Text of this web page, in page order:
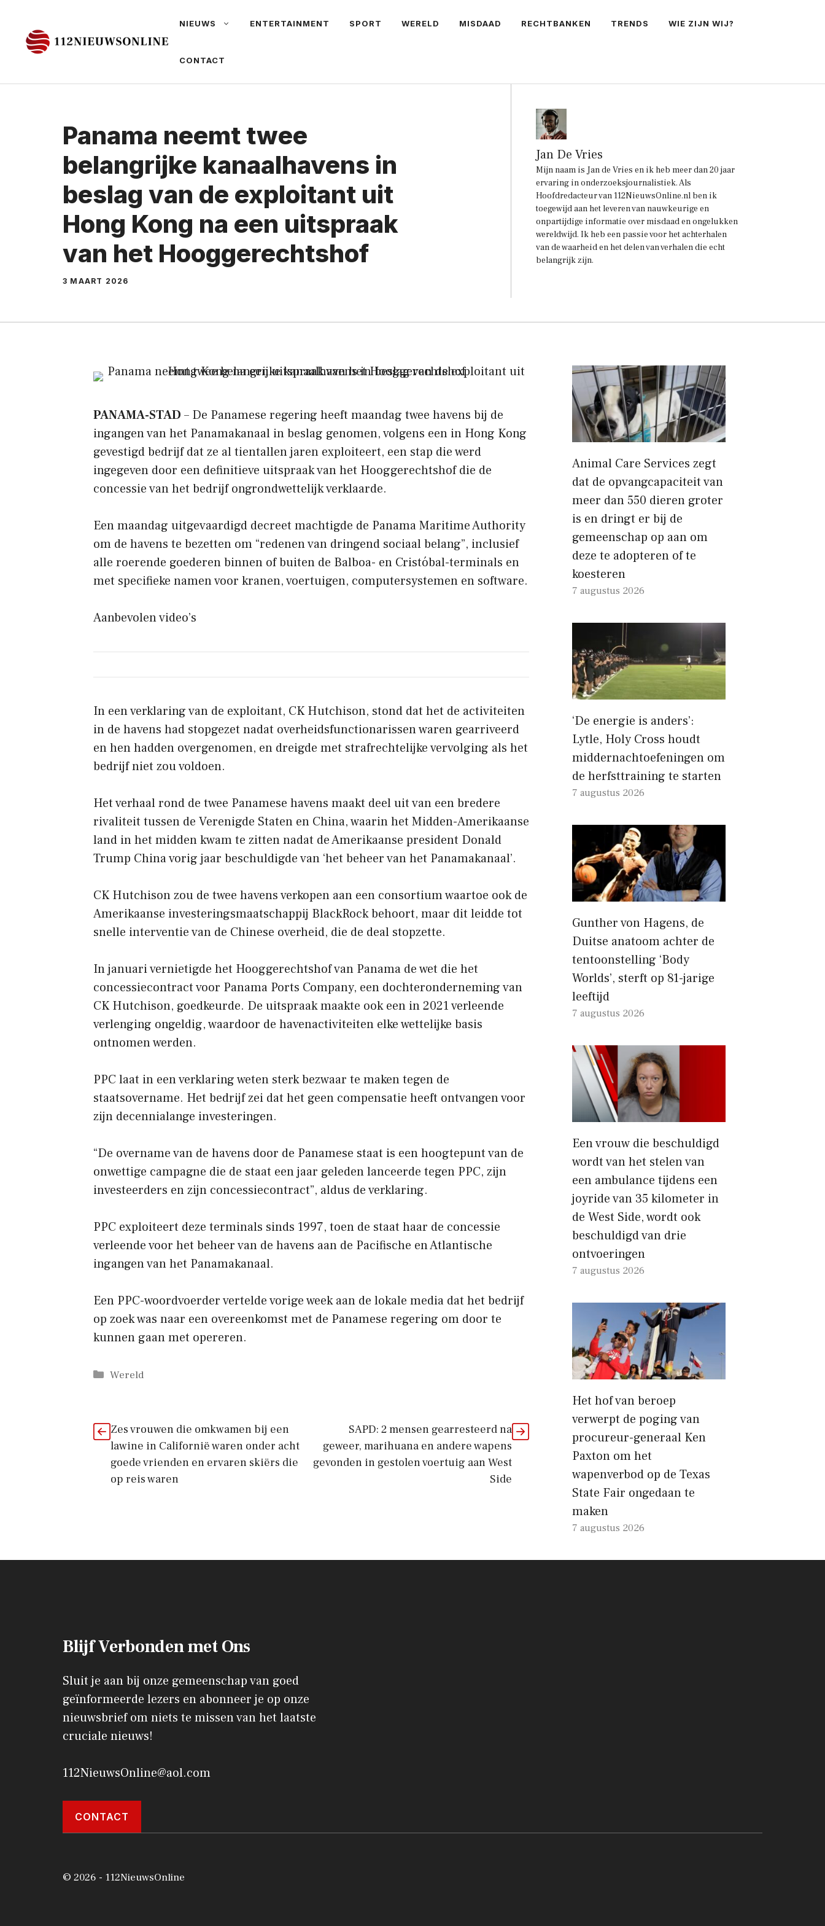
NIEUWS ENTERTAINMENT SPORT WERELD MISDAAD RECHTBANKEN TRENDS WIE ZIJN WIJ?
CONTACT
Panama neemt twee
belangrijke kanaalhavens in
beslag van de exploitant uit
Hong Kong na een uitspraak
van het Hooggerechtshof
3 MAART 2026
Jan De Vries
Mijn naam is Jan de Vries en ik heb meer dan 20 jaar
ervaring in onderzoeksjournalistiek. Als
Hoofdredacteur van 112NieuwsOnline.nl ben ik
toegewijd aan het leveren van nauwkeurige en
onpartijdige informatie over misdaad en ongelukken
wereldwijd. Ik heb een passie voor het achterhalen
van de waarheid en het delen van verhalen die echt
belangrijk zijn.
PANAMA-STAD – De Panamese regering heeft maandag twee havens bij de
ingangen van het Panamakanaal in beslag genomen, volgens een in Hong Kong
gevestigd bedrijf dat ze al tientallen jaren exploiteert, een stap die werd
ingegeven door een definitieve uitspraak van het Hooggerechtshof die de
concessie van het bedrijf ongrondwettelijk verklaarde.
Een maandag uitgevaardigd decreet machtigde de Panama Maritime Authority
om de havens te bezetten om “redenen van dringend sociaal belang”, inclusief
alle roerende goederen binnen of buiten de Balboa- en Cristóbal-terminals en
met specifieke namen voor kranen, voertuigen, computersystemen en software.
Aanbevolen video’s
In een verklaring van de exploitant, CK Hutchison, stond dat het de activiteiten
in de havens had stopgezet nadat overheidsfunctionarissen waren gearriveerd
en hen hadden overgenomen, en dreigde met strafrechtelijke vervolging als het
bedrijf niet zou voldoen.
Het verhaal rond de twee Panamese havens maakt deel uit van een bredere
rivaliteit tussen de Verenigde Staten en China, waarin het Midden-Amerikaanse
land in het midden kwam te zitten nadat de Amerikaanse president Donald
Trump China vorig jaar beschuldigde van ‘het beheer van het Panamakanaal’.
CK Hutchison zou de twee havens verkopen aan een consortium waartoe ook de
Amerikaanse investeringsmaatschappij BlackRock behoort, maar dit leidde tot
snelle interventie van de Chinese overheid, die de deal stopzette.
In januari vernietigde het Hooggerechtshof van Panama de wet die het
concessiecontract voor Panama Ports Company, een dochteronderneming van
CK Hutchison, goedkeurde. De uitspraak maakte ook een in 2021 verleende
verlenging ongeldig, waardoor de havenactiviteiten elke wettelijke basis
ontnomen werden.
PPC laat in een verklaring weten sterk bezwaar te maken tegen de
staatsovername. Het bedrijf zei dat het geen compensatie heeft ontvangen voor
zijn decennialange investeringen.
“De overname van de havens door de Panamese staat is een hoogtepunt van de
onwettige campagne die de staat een jaar geleden lanceerde tegen PPC, zijn
investeerders en zijn concessiecontract”, aldus de verklaring.
PPC exploiteert deze terminals sinds 1997, toen de staat haar de concessie
verleende voor het beheer van de havens aan de Pacifische en Atlantische
ingangen van het Panamakanaal.
Een PPC-woordvoerder vertelde vorige week aan de lokale media dat het bedrijf
op zoek was naar een overeenkomst met de Panamese regering om door te
kunnen gaan met opereren.
Categorieën
Wereld
Zes vrouwen die omkwamen bij een
lawine in Californië waren onder acht
goede vrienden en ervaren skiërs die
op reis waren
SAPD: 2 mensen gearresteerd na
geweer, marihuana en andere wapens
gevonden in gestolen voertuig aan West
Side
Animal Care Services zegt
dat de opvangcapaciteit van
meer dan 550 dieren groter
is en dringt er bij de
gemeenschap op aan om
deze te adopteren of te
koesteren
7 augustus 2026
‘De energie is anders’:
Lytle, Holy Cross houdt
middernachtoefeningen om
de herfsttraining te starten
7 augustus 2026
Gunther von Hagens, de
Duitse anatoom achter de
tentoonstelling ‘Body
Worlds’, sterft op 81-jarige
leeftijd
7 augustus 2026
Een vrouw die beschuldigd
wordt van het stelen van
een ambulance tijdens een
joyride van 35 kilometer in
de West Side, wordt ook
beschuldigd van drie
ontvoeringen
7 augustus 2026
Het hof van beroep
verwerpt de poging van
procureur-generaal Ken
Paxton om het
wapenverbod op de Texas
State Fair ongedaan te
maken
7 augustus 2026
Blijf Verbonden met Ons
Sluit je aan bij onze gemeenschap van goed
geïnformeerde lezers en abonneer je op onze
nieuwsbrief om niets te missen van het laatste
cruciale nieuws!
112NieuwsOnline@aol.com
CONTACT
© 2026 - 112NieuwsOnline